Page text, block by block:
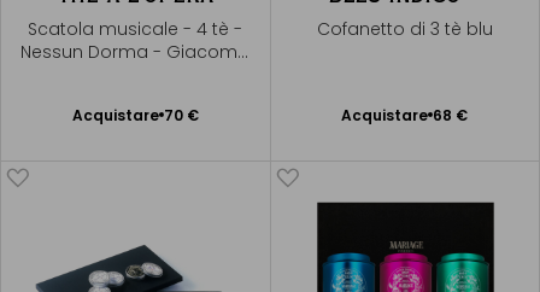
Scatola musicale - 4 tè -
Nessun Dorma - Giacomo
Acquistare 70 €
Aggiungere
Cofanetto di 3 tè blu
Acquistare 68 €
Aggiungere